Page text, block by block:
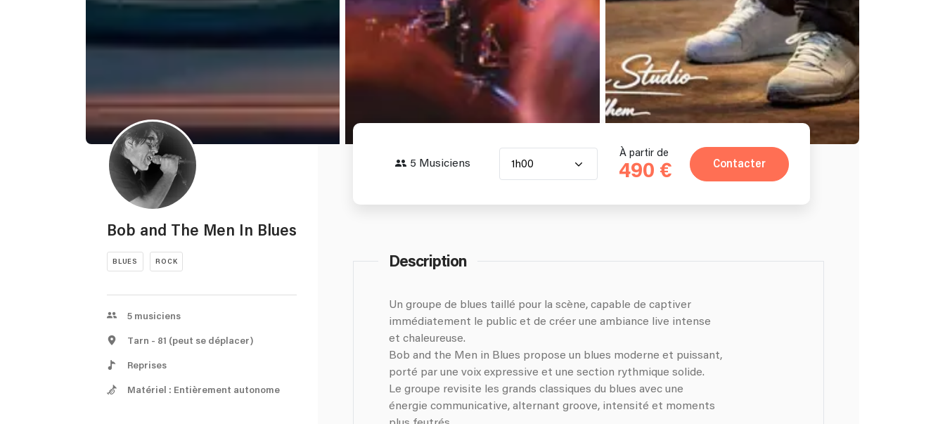
Bob and The Men In Blues
BLUES ROCK
5 musiciens
Tarn - 81 (peut se déplacer)
Reprises
Matériel : Entièrement autonome
5 Musiciens 1h00
À partir de
490 € Contacter
Description
Un groupe de blues taillé pour la scène, capable de captiver
immédiatement le public et de créer une ambiance live intense
et chaleureuse.
Bob and the Men in Blues propose un blues moderne et puissant,
porté par une voix expressive et une section rythmique solide.
Le groupe revisite les grands classiques du blues avec une
énergie communicative, alternant groove, intensité et moments